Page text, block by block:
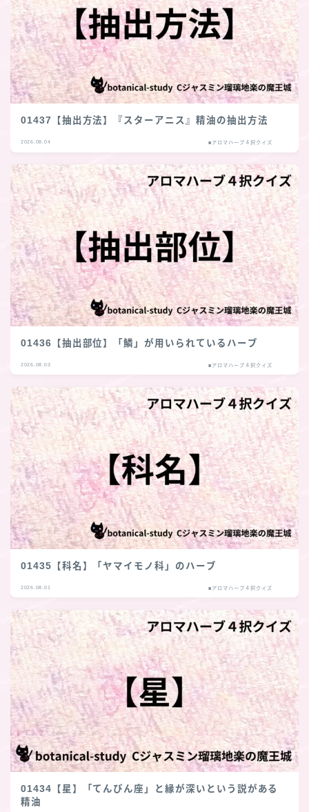
01437【抽出方法】『スターアニス』精油の抽出方法
2026.08.04 ■アロマハーブ４択クイズ
01436【抽出部位】「鱗」が用いられているハーブ
2026.08.03 ■アロマハーブ４択クイズ
01435【科名】「ヤマイモノ科」のハーブ
2026.08.01 ■アロマハーブ４択クイズ
01434【星】「てんびん座」と縁が深いという説がある
精油